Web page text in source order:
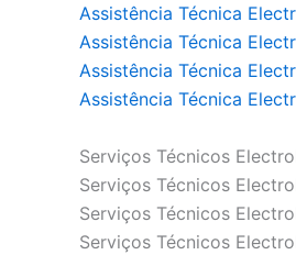
Assistência Técnica
Assistência Técnica
Assistência Técnica
Assistência Técnica
Serviços Técnicos
Serviços Técnicos
Serviços Técnicos
Serviços Técnicos